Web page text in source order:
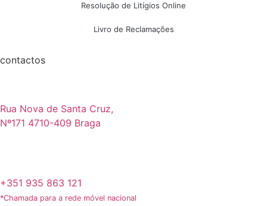
Resolução de Litígios Online
Livro de Reclamações
contactos
Rua Nova de Santa Cruz,
Nº171 4710-409 Braga
+351 935 863 121
*Chamada para a rede móvel nacional